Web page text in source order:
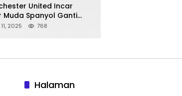
United Incar
Muda Spanyol Ganti
Onana
2025 768
Halaman